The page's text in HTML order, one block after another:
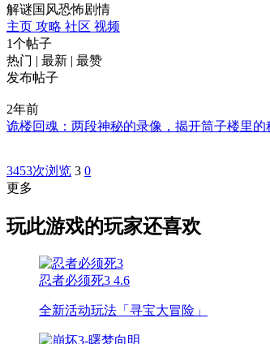
解谜国风恐怖剧情
主页 攻略 社区 视频
1个帖子
热门 | 最新 | 最赞
发布帖子
2年前
诡楼回魂：两段神秘的录像，揭开筒子楼里的
3453次浏览 3 0
更多
玩此游戏的玩家还喜欢
忍者必须死3 4.6
全新活动玩法「寻宝大冒险」